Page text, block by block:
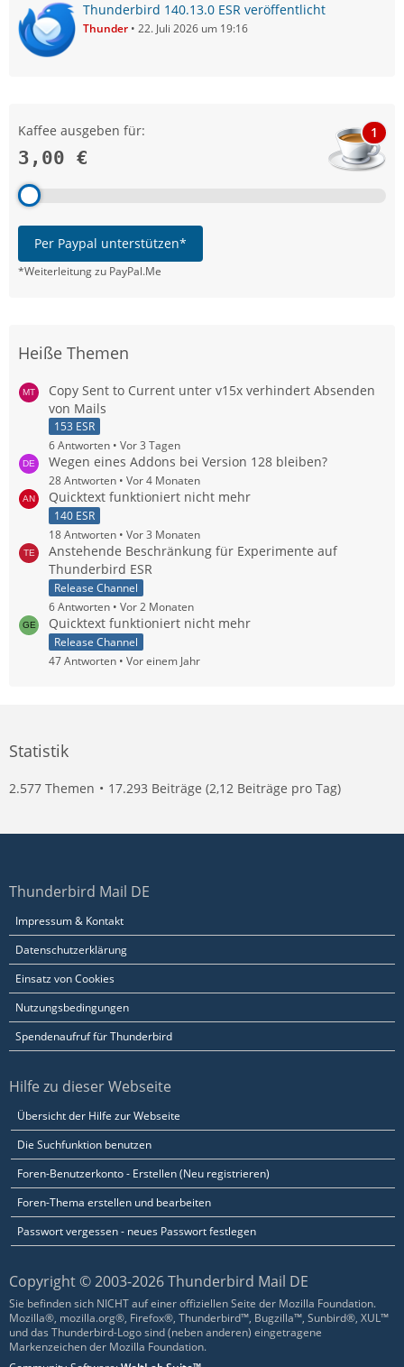
Thunderbird 140.13.0 ESR veröffentlicht
Thunder 22. Juli 2026 um 19:16
Kaffee ausgeben für:
3,00 €
1
Per Paypal unterstützen*
*Weiterleitung zu PayPal.Me
Heiße Themen
Copy Sent to Current unter v15x verhindert Absenden
von Mails
153 ESR
6 Antworten
Vor 3 Tagen
Wegen eines Addons bei Version 128 bleiben?
28 Antworten Vor 4 Monaten
Quicktext funktioniert nicht mehr
140 ESR
18 Antworten
Vor 3 Monaten
Anstehende Beschränkung für Experimente auf
Thunderbird ESR
Release Channel
6 Antworten
Vor 2 Monaten
Quicktext funktioniert nicht mehr
Release Channel
47 Antworten
Vor einem Jahr
Statistik
2.577 Themen 17.293 Beiträge (2,12 Beiträge pro Tag)
Thunderbird Mail DE
Impressum & Kontakt
Datenschutzerklärung
Einsatz von Cookies
Nutzungsbedingungen
Spendenaufruf für Thunderbird
Hilfe zu dieser Webseite
Übersicht der Hilfe zur Webseite
Die Suchfunktion benutzen
Foren-Benutzerkonto - Erstellen (Neu registrieren)
Foren-Thema erstellen und bearbeiten
Passwort vergessen - neues Passwort festlegen
Copyright © 2003-2026 Thunderbird Mail DE
Sie befinden sich NICHT auf einer offiziellen Seite der Mozilla Foundation.
Mozilla®, mozilla.org®, Firefox®, Thunderbird™, Bugzilla™, Sunbird®, XUL™
und das Thunderbird-Logo sind (neben anderen) eingetragene
Markenzeichen der Mozilla Foundation.